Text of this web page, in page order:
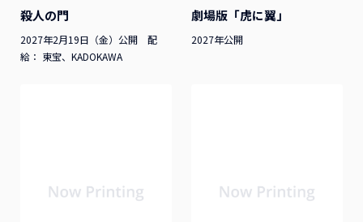
殺人の門
2027年2月19日（金）公開 配
給： 東宝、KADOKAWA
劇場版「虎に翼」
2027年公開